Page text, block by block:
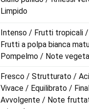
Limpido
Intenso / Frutti tropicali
Frutti a polpa bianca
Pompelmo / Note
Fresco / Strutturato /
Vivace / Equilibrato /
Avvolgente / Note